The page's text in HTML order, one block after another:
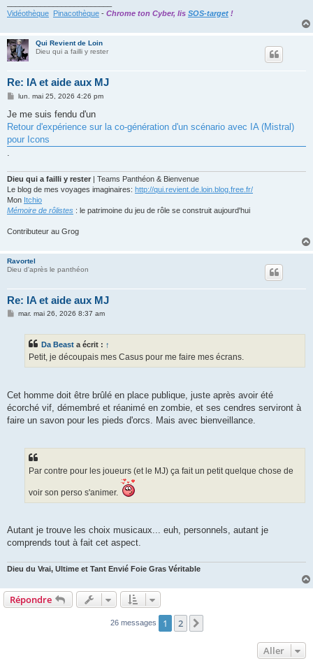
Vidéothèque
Pinacothèque - Chrome ton Cyber, lis SOS-target !
Qui Revient de Loin
Dieu qui a failli y rester
Re: IA et aide aux MJ
M
s
a
g
e
lun. mai 25, 2026 4:26 pm
Je me suis fendu d'un
Retour d'expérience sur la co-génération d'un scénario avec IA (Mistral)
pour Icons
Dieu qui a failli y rester | Teams Panthéon & Bienvenue
Le blog de mes voyages imaginaires: http://qui.revient.de.loin.blog.free.fr/
Mon Itchio
Mémoire de rôlistes : le patrimoine du jeu de rôle se construit aujourd'hui
Contributeur au Grog
Ravortel
Dieu d'après le panthéon
Re: IA et aide aux MJ
Mmar. mai 26, 2026 8:37 am
Da Beast a écrit : ↑
Petit, je découpais mes Casus pour me faire mes écrans.
Cet homme doit être brûlé en place publique, juste après avoir été
écorché vif, démembré et réanimé en zombie, et ses cendres serviront à
faire un savon pour les pieds d'orcs. Mais avec bienveillance.
Par contre pour les joueurs (et le MJ) ça fait un petit quelque chose de
voir son perso s'animer.
Autant je trouve les choix musicaux... euh, personnels, autant je
comprends tout à fait cet aspect.
Dieu du Vrai, Ultime et Tant Envié Foie Gras Véritable
Répondre
26 messages 1 2
Aller